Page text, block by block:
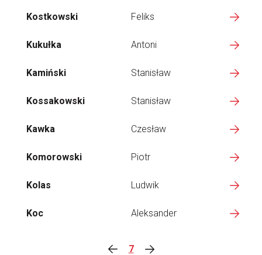
Kostkowski Feliks
Kukułka Antoni
Kamiński Stanisław
Kossakowski Stanisław
Kawka Czesław
Komorowski Piotr
Kolas Ludwik
Koc Aleksander
7